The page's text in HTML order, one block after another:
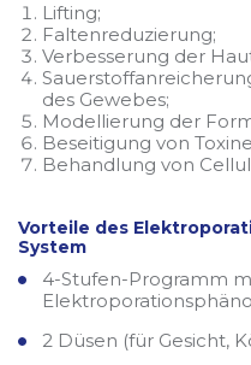
Lifting;
Faltenreduzierung;
Verbesserung der
des Gewebes;
Modellierung der
Beseitigung von
Behandlung von
Vorteile des
System
4-Stufen-Programm
2 Düsen (für Gesicht,